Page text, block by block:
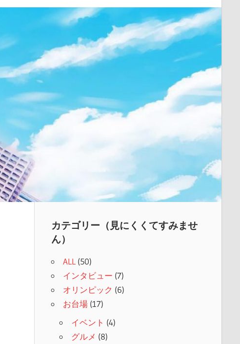
カテゴリー（見にくくてすみませ
ん）
ALL(50)
インタビュー (7)
オリンピック (6)
お台場(17)
イベント (4)
グルメ (8)